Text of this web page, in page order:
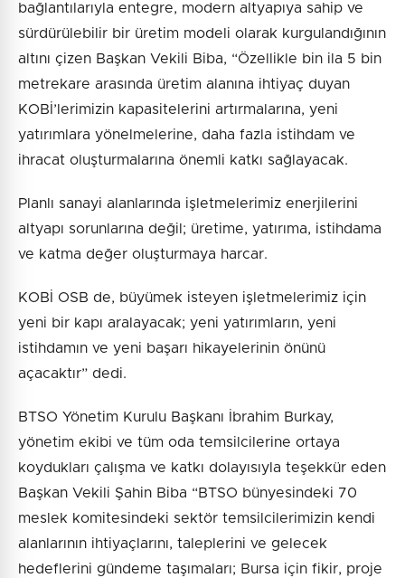
bağlantılarıyla entegre, modern altyapıya sahip ve
sürdürülebilir bir üretim modeli olarak kurgulandığının
altını çizen Başkan Vekili Biba, “Özellikle bin ila 5 bin
metrekare arasında üretim alanına ihtiyaç duyan
KOBİ’lerimizin kapasitelerini artırmalarına, yeni
yatırımlara yönelmelerine, daha fazla istihdam ve
ihracat oluşturmalarına önemli katkı sağlayacak.
Planlı sanayi alanlarında işletmelerimiz enerjilerini
altyapı sorunlarına değil; üretime, yatırıma, istihdama
ve katma değer oluşturmaya harcar.
KOBİ OSB de, büyümek isteyen işletmelerimiz için
yeni bir kapı aralayacak; yeni yatırımların, yeni
istihdamın ve yeni başarı hikayelerinin önünü
açacaktır” dedi.
BTSO Yönetim Kurulu Başkanı İbrahim Burkay,
yönetim ekibi ve tüm oda temsilcilerine ortaya
koydukları çalışma ve katkı dolayısıyla teşekkür eden
Başkan Vekili Şahin Biba “BTSO bünyesindeki 70
meslek komitesindeki sektör temsilcilerimizin kendi
alanlarının ihtiyaçlarını, taleplerini ve gelecek
hedeflerini gündeme taşımaları; Bursa için fikir, proje